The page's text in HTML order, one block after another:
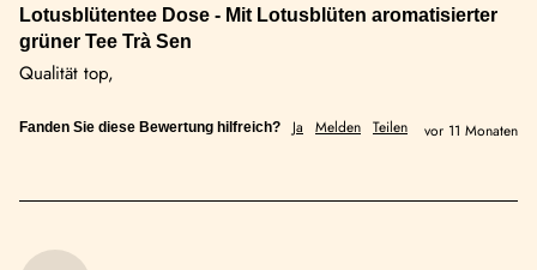
Lotusblütentee Dose - Mit Lotusblüten aromatisierter
grüner Tee Trà Sen
Qualität top,
Fanden Sie diese Bewertung hilfreich? Ja Melden Teilen vor 11 Monaten